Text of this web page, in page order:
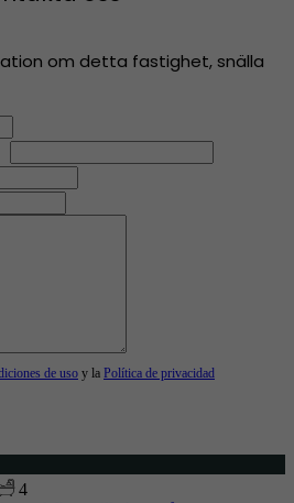
om detta fastighet, snälla
de uso y la Política de privacidad
4